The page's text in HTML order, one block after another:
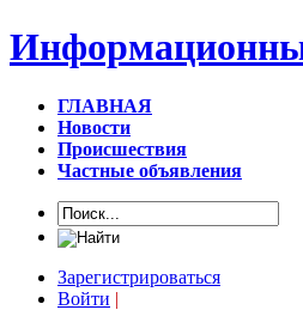
ГЛАВНАЯ
Новости
Происшествия
Частные объявления
Зарегистрироваться
Войти |